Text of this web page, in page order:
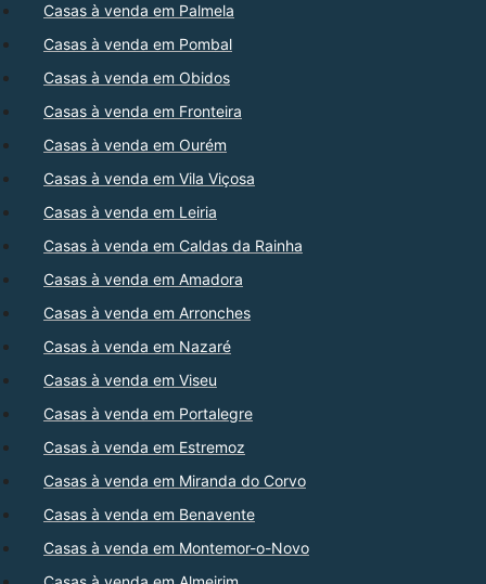
Casas à venda em Palmela
Casas à venda em Pombal
Casas à venda em Obidos
Casas à venda em Fronteira
Casas à venda em Ourém
Casas à venda em Vila Viçosa
Casas à venda em Leiria
Casas à venda em Caldas da Rainha
Casas à venda em Amadora
Casas à venda em Arronches
Casas à venda em Nazaré
Casas à venda em Viseu
Casas à venda em Portalegre
Casas à venda em Estremoz
Casas à venda em Miranda do Corvo
Casas à venda em Benavente
Casas à venda em Montemor-o-Novo